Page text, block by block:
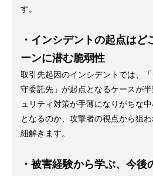
す。
・インシデントの起点はど
ーンに潜む脆弱性
取引先起因のインシデントでは、
守委託先」が起点となるケースが
ュリティ対策が手薄になりがちな
となるのか、攻撃者の視点から狙
紐解きます。
・被害経験から学ぶ、今後